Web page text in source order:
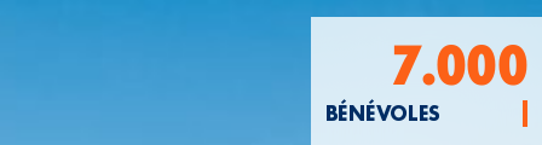
7.000
BÉNÉVOLES